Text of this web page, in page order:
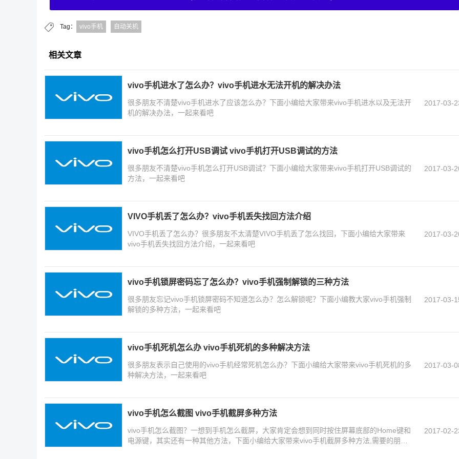
Tag： vivo手机 自动关机
相关文章
vivo手机进水了怎么办？vivo手机进水无法开机的解决办法
很多朋友不清楚vivo手机进水了应该怎么办？下面小编给大家带来vivo手机进水以及无法开
机的解决办法，一起来看吧
2017-03-
vivo手机怎么打开USB调试 vivo手机打开USB调试的方法
很多朋友不清楚vivo手机怎么打开USB调试？下面小编给大家带来vivo手机打开USB调试的
方法，一起来看吧
2017-03-
VIVO手机丢了怎么办？vivo手机丢失找回方法介绍
VIVO手机丢了怎么办？很多朋友不太清楚VIVO手机丢了怎么找回，下面小编给大家带来
vivo手机丢失找回方法介绍，一起来看吧
2017-03-
vivo手机锁屏密码忘了怎么办？vivo手机强制解锁的三种方法
很多朋友忘记vivo手机锁屏密码不知道怎么办？怎么解锁呢？下面小编教大家vivo手机强制
解锁的多种方法，一起来看吧
2017-03-
vivo手机死机怎么办 vivo手机死机的多种解决方法
很多朋友表示自己使用的vivo手机经常死机怎么办？下面小编给大家带来vivo手机死机的多
种解决方法，一起来看吧
2017-03-
vivo手机怎么截图 vivo手机截屏多种方法
vivo手机怎么截图？一想到手机怎么截屏，大家肯定会想到同时按住屏幕底部的Home键和
电源键，其实还有一种其他方法，下面小编给大家带来vivo手机截屏多种方法,需要的朋友
2017-02-